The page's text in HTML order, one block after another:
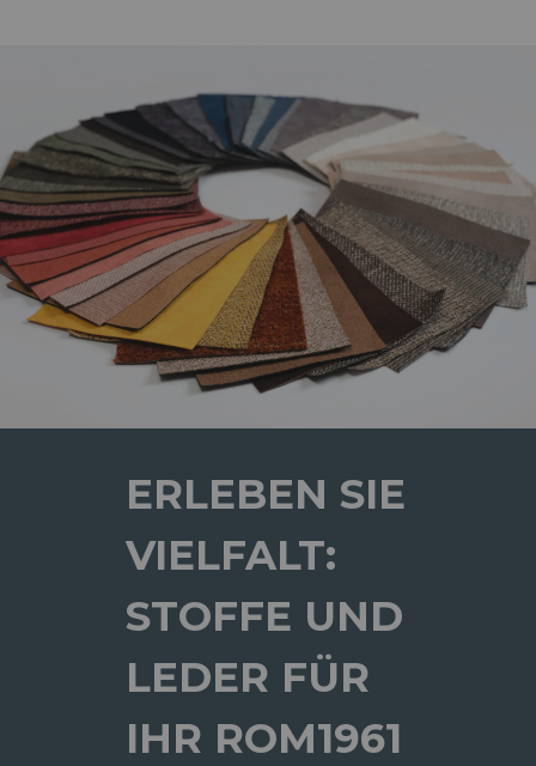
ERLEBEN SIE
VIELFALT:
STOFFE UND
LEDER FÜR
IHR ROM1961